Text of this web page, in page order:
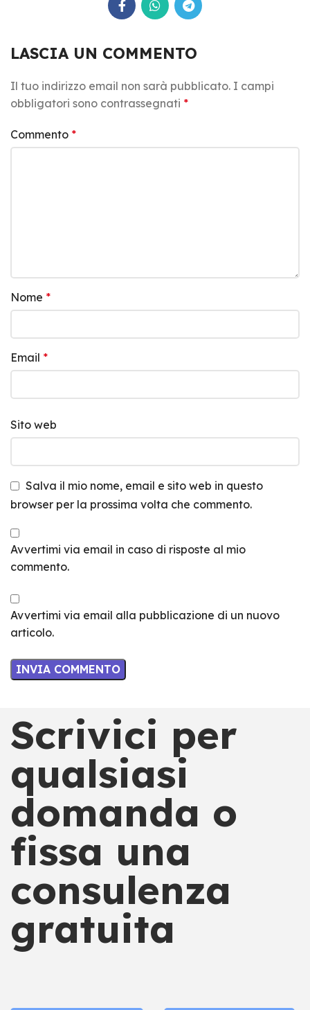
LASCIA UN COMMENTO
Il tuo indirizzo email non sarà pubblicato. I campi
obbligatori sono contrassegnati *
Commento *
Nome *
Email *
Sito web
Salva il mio nome, email e sito web in questo
browser per la prossima volta che commento.
Avvertimi via email in caso di risposte al mio
commento.
Avvertimi via email alla pubblicazione di un nuovo
articolo.
Scrivici per
qualsiasi
domanda o
fissa una
consulenza
gratuita